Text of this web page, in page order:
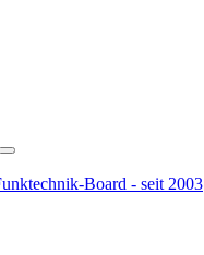
Board - seit 2003